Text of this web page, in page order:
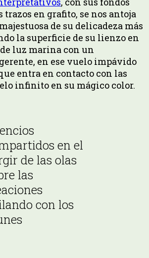
en grafito, se nos antoja
de su delicadeza más
la superficie de su lienzo en
luz marina con un
en ese vuelo impávido
entra en contacto con las
infinito en su mágico color.
en el
de las olas
las
con los